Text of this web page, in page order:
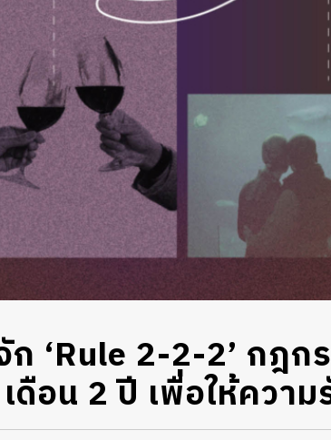
ก ‘Rule 2-2-2’ กฎ
ดือน 2 ปี เพื่อให้ควา